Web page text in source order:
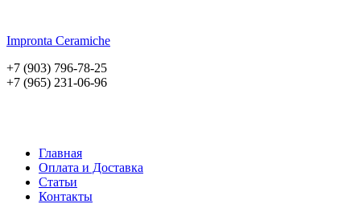
Impronta Ceramiche
+7 (903) 796-78-25
+7 (965) 231-06-96
Главная
Оплата и Доставка
Статьи
Контакты